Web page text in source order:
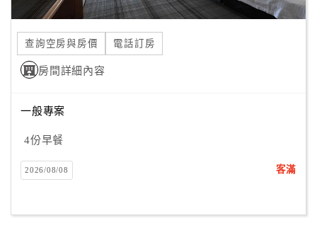
商
品
宣
傳
查詢空房與房價 電話訂房
房間詳細內容
一般專案
4份早餐
2026/08/08 客滿